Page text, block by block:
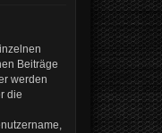
Beiträge
werden
die